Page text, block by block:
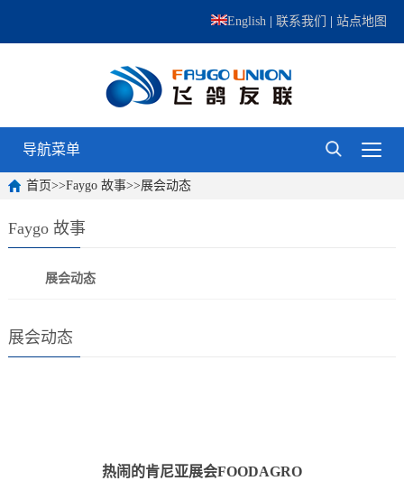
English |联系我们 |站点地图
导航菜单
首页>>Faygo 故事>>展会动态
Faygo 故事
展会动态
展会动态
热闹的肯尼亚展会FOODAGRO